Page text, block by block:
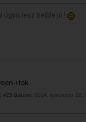
úgyis lesz belőle jó !
i tök
#23 Dátum:
2014. november 02. -